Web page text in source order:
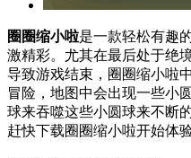
圈圈缩小啦是一款轻松有趣
激精彩。尤其在最后处于绝
导致游戏结束，圈圈缩小啦
冒险，地图中会出现一些小
球来吞噬这些小圆球来不断
赶快下载圈圈缩小啦开始体验